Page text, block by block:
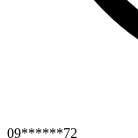
09******72